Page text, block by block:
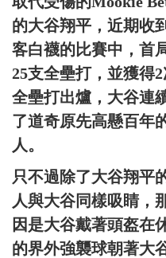
的大谷翔平，近期收
客白襪的比賽中，首
25支全壘打，並獲得
全壘打出爐，大谷連
了道奇原先高懸百年
人。
只不過除了大谷翔平
人與大谷同樣吸睛，
因是大谷戴著頭盔在
的界外強襲球朝著大